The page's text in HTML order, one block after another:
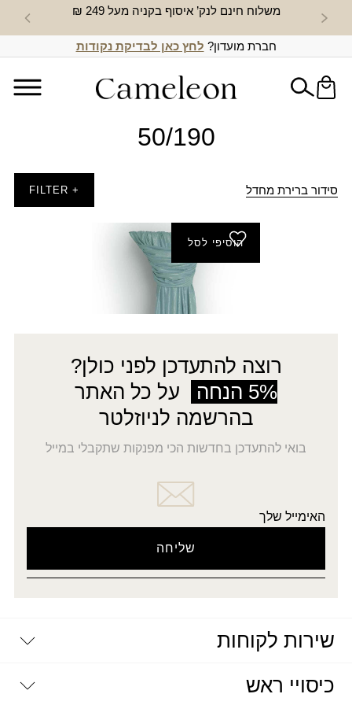
משלוח חינם לנק’ איסוף בקניה מעל 249 ₪ חדש
חברת מועדון? לחץ כאן לבדיקת נקודות
50/190
סידור ברירת מחדל + FILTER
הוסיפי לסל
צעיף הברקה
רוצה להתעדכן לפני כולן?
5% הנחה
על כל האתר
בהרשמה לניוזלטר
בואי להתעדכן בחדשות הכי מפנקות שתקבלי במייל
האימייל שלך
שירות לקוחות
דרושים
כיסויי ראש